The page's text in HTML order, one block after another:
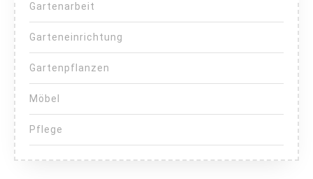
Gartenarbeit
Garteneinrichtung
Gartenpflanzen
Möbel
Pflege